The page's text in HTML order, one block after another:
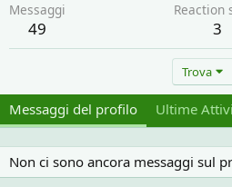
Messaggi
49
Reaction
3
Trova
Messaggi del profilo Ultime
Non ci sono ancora messaggi sul